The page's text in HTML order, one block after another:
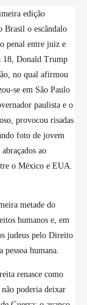
edição
Brasil o escândalo
penal entre juiz e
18, Donald Trump
no qual afirmou
se em São Paulo
paulista e o
provocou risadas
foto de jovem
ao
o México e EUA.
metade do
humanos e, em
judeus pelo Direito
humana.
renasce como
poderia deixar